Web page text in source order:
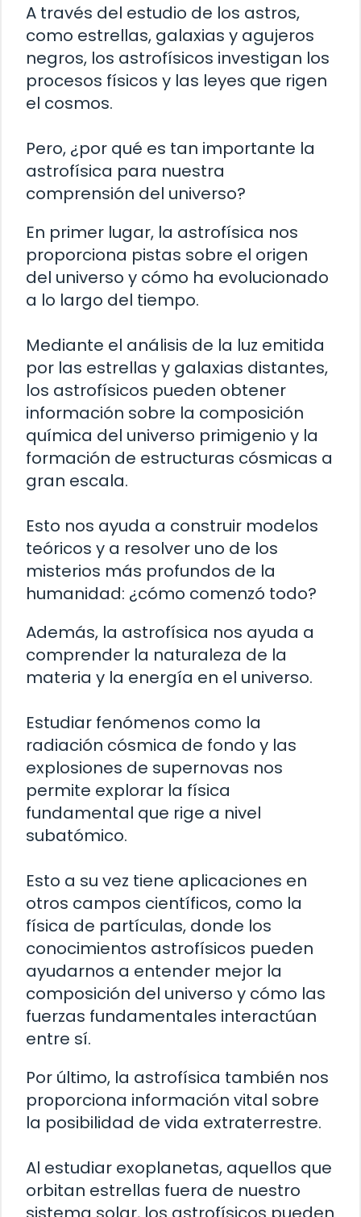
A través del estudio de los astros,
como estrellas, galaxias y agujeros
negros, los astrofísicos investigan los
procesos físicos y las leyes que rigen
el cosmos.
Pero, ¿por qué es tan importante la
astrofísica para nuestra
comprensión del universo?
En primer lugar, la astrofísica nos
proporciona pistas sobre el origen
del universo y cómo ha evolucionado
a lo largo del tiempo.
Mediante el análisis de la luz emitida
por las estrellas y galaxias distantes,
los astrofísicos pueden obtener
información sobre la composición
química del universo primigenio y la
formación de estructuras cósmicas a
gran escala.
Esto nos ayuda a construir modelos
teóricos y a resolver uno de los
misterios más profundos de la
humanidad: ¿cómo comenzó todo?
Además, la astrofísica nos ayuda a
comprender la naturaleza de la
materia y la energía en el universo.
Estudiar fenómenos como la
radiación cósmica de fondo y las
explosiones de supernovas nos
permite explorar la física
fundamental que rige a nivel
subatómico.
Esto a su vez tiene aplicaciones en
otros campos científicos, como la
física de partículas, donde los
conocimientos astrofísicos pueden
ayudarnos a entender mejor la
composición del universo y cómo las
fuerzas fundamentales interactúan
entre sí.
Por último, la astrofísica también nos
proporciona información vital sobre
la posibilidad de vida extraterrestre.
Al estudiar exoplanetas, aquellos que
orbitan estrellas fuera de nuestro